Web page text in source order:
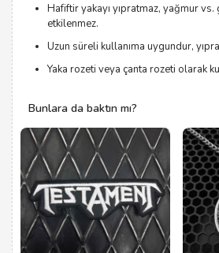
Hafiftir yakayı yıpratmaz, yağmur
etkilenmez.
Uzun süreli kullanıma uygundur,
Yaka rozeti veya çanta rozeti olarak
Bunlara da baktın mı?